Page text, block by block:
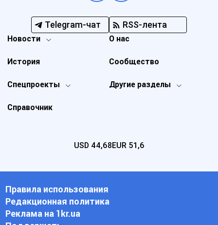
Telegram-чат RSS-лента
Новости
Спецпроекты Другие разделы
История
О нас
Справочник
Сообщество
USD 44,68EUR 51,6
Правила использования
Редакционная политика
Реклама на 1kr.ua